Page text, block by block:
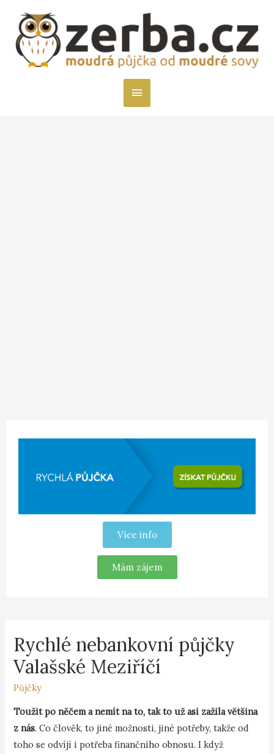
Více info
Mám zájem
Rychlé nebankovní půjčky
Valašské Meziříčí
Půjčky
Toužit po něčem a nemít na to, tak to už asi zažila většina
z nás. Co člověk, to jiné možnosti, jiné potřeby, takže od
toho se odvíjí i potřeba finančního obnosu. I když